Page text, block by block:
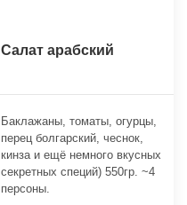
Салат арабский
Баклажаны, томаты, огурцы,
перец болгарский, чеснок,
кинза и ещё немного вкусных
секретных специй) 550гр. ~4
персоны.